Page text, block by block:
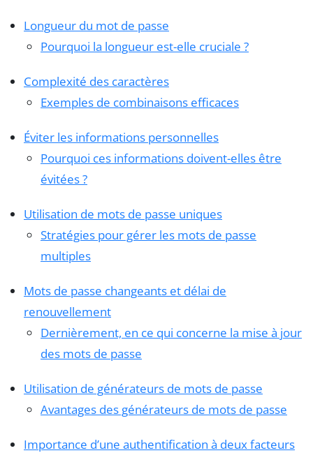
Longueur du mot de passe
Pourquoi la longueur est-elle cruciale ?
Complexité des caractères
Exemples de combinaisons efficaces
Éviter les informations personnelles
Pourquoi ces informations doivent-elles être
évitées ?
Utilisation de mots de passe uniques
Stratégies pour gérer les mots de passe
multiples
Mots de passe changeants et délai de
renouvellement
Dernièrement, en ce qui concerne la mise à jour
des mots de passe
Utilisation de générateurs de mots de passe
Avantages des générateurs de mots de passe
Importance d’une authentification à deux facteurs